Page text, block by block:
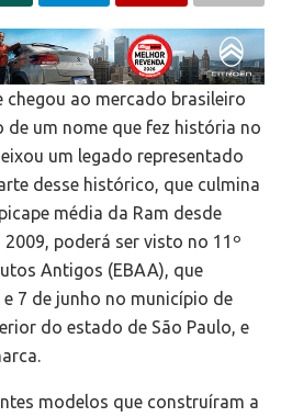
chegou ao mercado brasileiro
de um nome que fez história no
um legado representado
desse histórico, que culmina
média da Ram desde
2009, poderá ser visto no 11º
Antigos (EBAA), que
7 de junho no município de
do estado de São Paulo, e
modelos que construíram a